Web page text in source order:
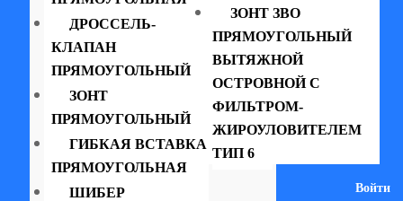
ДРОССЕЛЬ-
КЛАПАН
ПРЯМОУГОЛЬНЫЙ
ЗОНТ
ПРЯМОУГОЛЬНЫЙ
ГИБКАЯ ВСТАВКА
ПРЯМОУГОЛЬНАЯ
ШИБЕР
ЗОНТ ЗВО
ПРЯМОУГОЛЬНЫЙ
ВЫТЯЖНОЙ
ОСТРОВНОЙ С
ФИЛЬТРОМ-
ЖИРОУЛОВИТЕЛЕМ
ТИП 6
Войти